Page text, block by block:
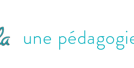
une